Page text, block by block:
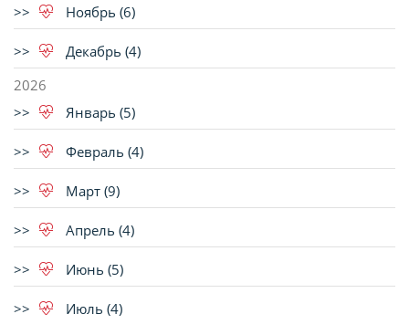
Ноябрь (6)
Декабрь (4)
2026
Январь (5)
Февраль (4)
Март (9)
Апрель (4)
Июнь (5)
Июль (4)